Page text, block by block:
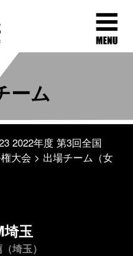
ーム
2022年度 第3回全国
大会
出場チーム（女
埼玉
埼玉）